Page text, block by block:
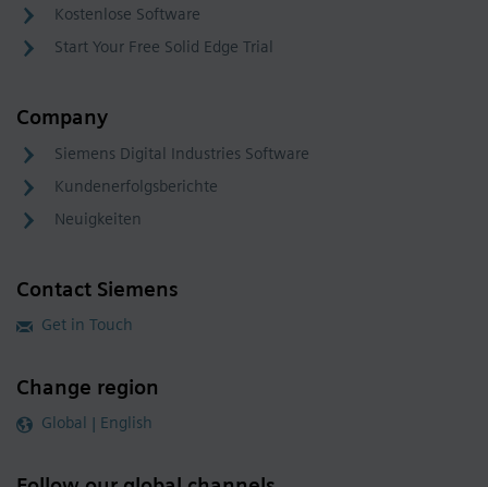
Kostenlose Software
Start Your Free Solid Edge Trial
Company
Siemens Digital Industries Software
Kundenerfolgsberichte
Neuigkeiten
Contact Siemens
Get in Touch
Change region
Global | English